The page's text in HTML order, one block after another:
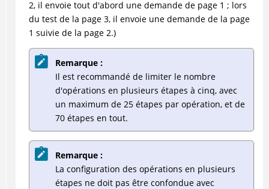
2, il envoie tout d'abord une demande de page 1 ; lors
du test de la page 3, il envoie une demande de la page
1 suivie de la page 2.)
Remarque :
Il est recommandé de limiter le nombre
d'opérations en plusieurs étapes à cinq, avec
un maximum de 25 étapes par opération, et de
70 étapes en tout.
Remarque :
La configuration des opérations en plusieurs
étapes ne doit pas être confondue avec